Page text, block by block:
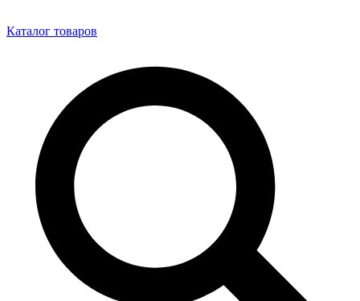
Каталог товаров